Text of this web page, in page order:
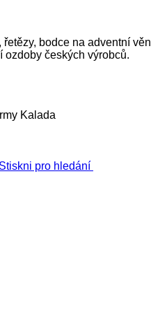
bodce na adventní
ozdoby českých výrobců.
Kalada